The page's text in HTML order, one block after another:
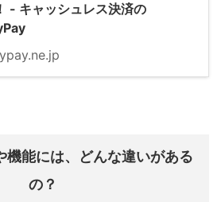
- キャッシュレス決済の
機能には、どんな違いがある
の？